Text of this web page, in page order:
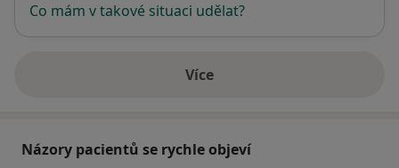
Co mám v takové situaci udělat?
Víceo adrese
Názory pacientů se rychle objeví